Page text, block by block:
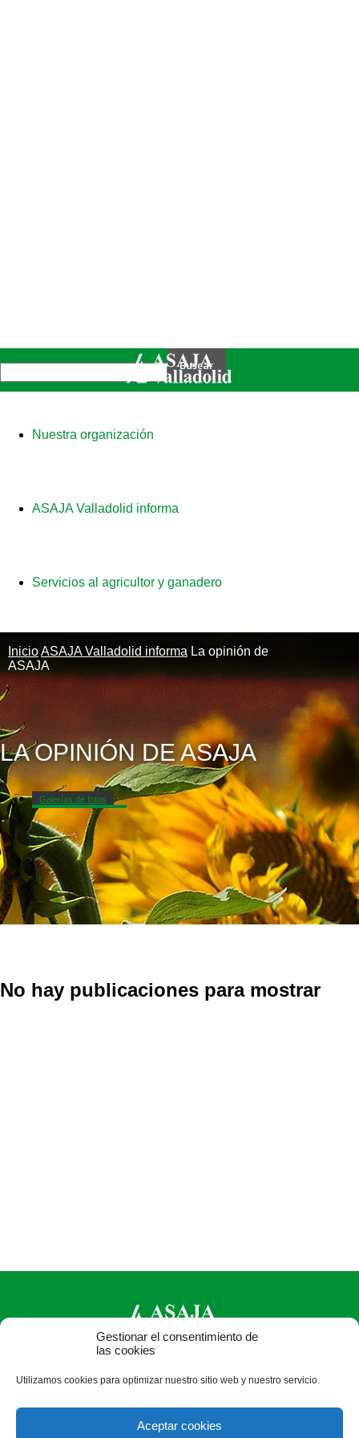
Gestionar el consentimiento de
las cookies
Utilizamos cookies para optimizar nuestro sitio web y nuestro servicio.
Aceptar cookies
Nuestra organización
ASAJA Valladolid informa
Servicios al agricultor y ganadero
InicioASAJA Valladolid informa La opinión de
ASAJA
LA OPINIÓN DE ASAJA
Galerías de fotos
La opinión de ASAJA
No hay publicaciones para mostrar
+34 983 203 371 · Fax: +34 983 391 511 ·
asajavalladolid@asajavalladolid.com